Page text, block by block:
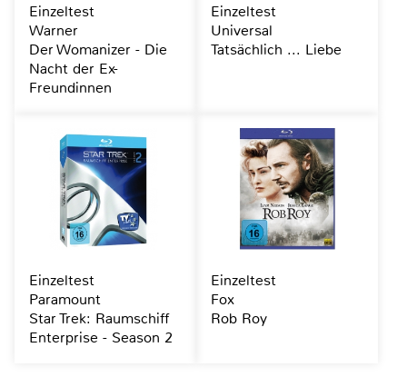
Einzeltest
Warner
Der Womanizer - Die
Nacht der Ex-
Freundinnen
Einzeltest
Universal
Tatsächlich ... Liebe
Einzeltest
Paramount
Star Trek: Raumschiff
Enterprise - Season 2
Einzeltest
Fox
Rob Roy